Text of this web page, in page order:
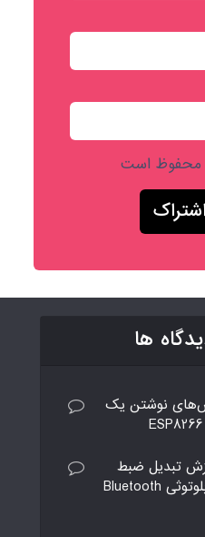
محفوظ است
ها
نوشتن یک
تبدیل ضبط
صوت قدیمی به مدل بلوتوثی Bluetooth